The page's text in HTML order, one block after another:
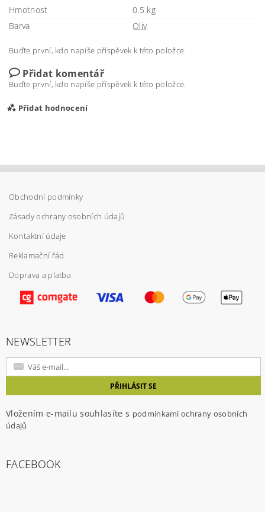
Hmotnost
0.5 kg
Barva
Oliv
Buďte první, kdo napíše příspěvek k této položce.
Přidat komentář
Buďte první, kdo napíše příspěvek k této položce.
Přidat hodnocení
Vložením hodnocení souhlasíte spodmínkami
ochrany osobních údajů
Obchodní podmínky
Zásady ochrany osobních údajů
Kontaktní údaje
Reklamační řád
Doprava a platba
NEWSLETTER
Vložením e-mailu souhlasíte s podmínkami ochrany osobních
údajů
FACEBOOK